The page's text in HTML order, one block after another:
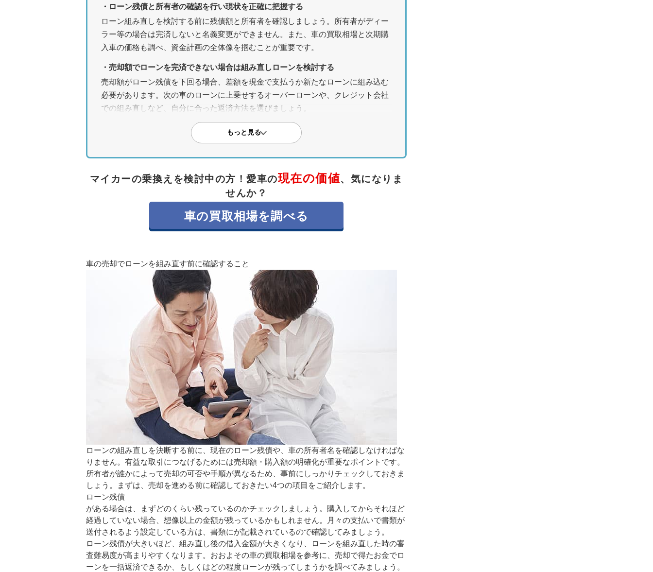
・ローン残債と所有者の確認を行い現状を正確に把握する
ローン組み直しを検討する前に残債額と所有者を確認しましょう。所有者がディー
ラー等の場合は完済しないと名義変更ができません。また、車の買取相場と次期購
入車の価格も調べ、資金計画の全体像を掴むことが重要です。
・売却額でローンを完済できない場合は組み直しローンを検討する
売却額がローン残債を下回る場合、差額を現金で支払うか新たなローンに組み込む
必要があります。次の車のローンに上乗せするオーバーローンや、クレジット会社
での組み直しなど、自分に合った返済方法を選びましょう。
・一括査定から売却して新規契約するまでの4ステップ
まず一括査定で買取業者を選び高値売却を目指します。売却が決まったらその資金
で既存ローンを返済し、不足分や新車購入費のための新しいローンを契約します。
・少しでも高く売却してローン残債を減らすためのポイント
返済負担を軽くするには愛車を高く売ることが最も有効です。需要が高まる決算期
を狙い、内外装を清掃して印象を良くしましょう。さらに一括査定サービスを利用
して複数業者に見積もりを依頼し、好条件な買取先を見つけます。
もっと見る
マイカーの乗換えを検討中の方！愛車の現在の価値、気になりま
せんか？
車の買取相場を調べる
車の売却でローンを組み直す前に確認すること
ローンの組み直しを決断する前に、現在のローン残債や、車の所有者名を確認しなければな
りません。有益な取引につなげるためには売却額・購入額の明確化が重要なポイントです。
所有者が誰かによって売却の可否や手順が異なるため、事前にしっかりチェックしておきま
しょう。まずは、売却を進める前に確認しておきたい4つの項目をご紹介します。
ローン残債
がある場合は、まずどのくらい残っているのかチェックしましょう。購入してからそれほど
経過していない場合、想像以上の金額が残っているかもしれません。月々の支払いで書類が
送付されるよう設定している方は、書類にが記載されているので確認してみましょう。
ローン残債が大きいほど、組み直し後の借入金額が大きくなり、ローンを組み直した時の審
査難易度が高まりやすくなります。おおよその車の買取相場を参考に、売却で得たお金でロ
ーンを一括返済できるか、もしくはどの程度ローンが残ってしまうかを調べてみましょう。